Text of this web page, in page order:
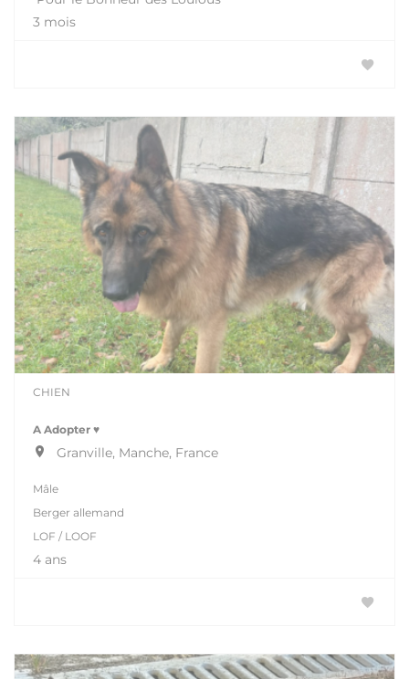
3 mois
CHIEN
A Adopter ♥️
Granville, Manche, France
Mâle
Berger allemand
LOF / LOOF
4 ans